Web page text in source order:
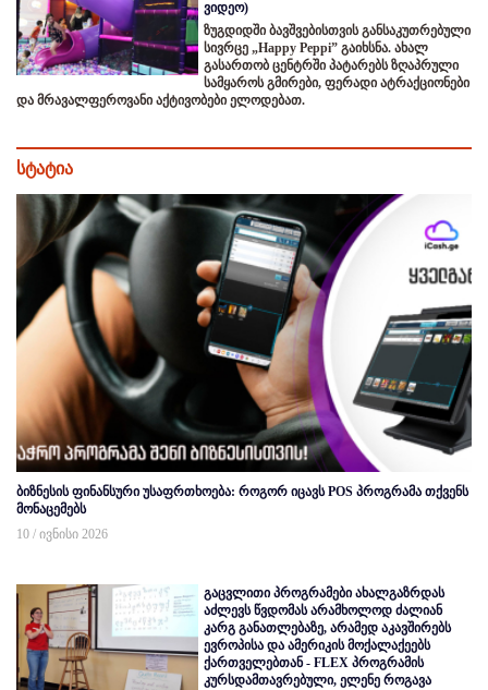
ვიდეო)
ზუგდიდში ბავშვებისთვის განსაკუთრებული
სივრცე „Happy Peppi” გაიხსნა. ახალ
გასართობ ცენტრში პატარებს ზღაპრული
სამყაროს გმირები, ფერადი ატრაქციონები
და მრავალფეროვანი აქტივობები ელოდებათ.
სტატია
ბიზნესის ფინანსური უსაფრთხოება: როგორ იცავს POS პროგრამა თქვენს
მონაცემებს
10 / ივნისი 2026
გაცვლითი პროგრამები ახალგაზრდას
აძლევს წვდომას არამხოლოდ ძალიან
კარგ განათლებაზე, არამედ აკავშირებს
ევროპისა და ამერიკის მოქალაქეებს
ქართველებთან - FLEX პროგრამის
კურსდამთავრებული, ელენე როგავა